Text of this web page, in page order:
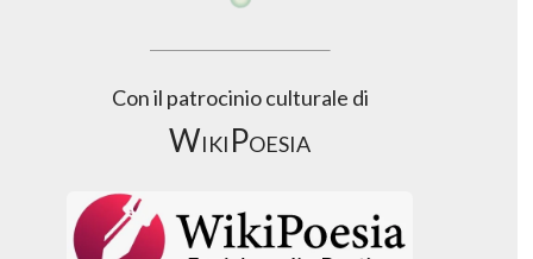
Con il patrocinio culturale di
WikiPoesia